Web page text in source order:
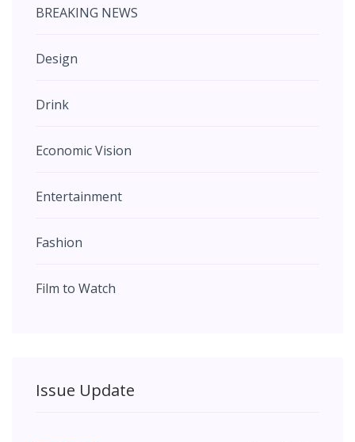
BREAKING NEWS
Design
Drink
Economic Vision
Entertainment
Fashion
Film to Watch
Issue Update